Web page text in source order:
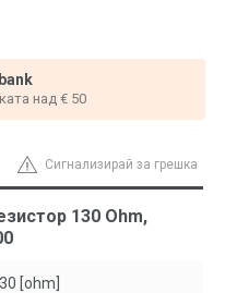
над € 50
Сигнализирай за грешка
130 Ohm,
[ohm]